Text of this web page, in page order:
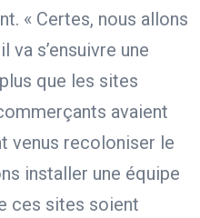
« Certes, nous allons
va s’ensuivre une
que les sites
avaient
venus recoloniser le
installer une équipe
ces sites soient